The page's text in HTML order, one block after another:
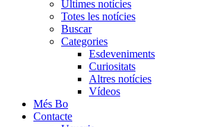
Últimes notícies
Totes les notícies
Buscar
Categories
Esdeveniments
Curiositats
Altres notícies
Vídeos
Més Bo
Contacte